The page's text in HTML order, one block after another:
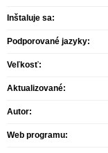
Inštaluje sa:
Podporované jazyky:
Veľkosť:
Aktualizované:
Autor:
Web programu: